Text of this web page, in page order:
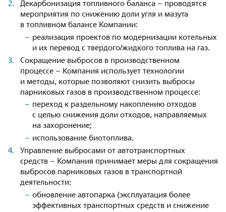
Декарбонизация топливного баланса – проводятся
мероприятия по снижению доли угля и мазута
в топливном балансе Компании:
реализация проектов по модернизации котельных
и их перевод с твердого/жидкого топлива на газ.
Сокращение выбросов в производственном
процессе – Компания использует технологии
и методы, которые позволяют снизить выбросы
парниковых газов в производственном процессе:
переход к раздельному накоплению отходов
с целью снижения доли отходов, направляемых
на захоронение;
использование биотоплива.
Управление выбросами от автотранспортных
средств – Компания принимает меры для сокращения
выбросов парниковых газов в транспортной
деятельности:
обновление автопарка (эксплуатация более
эффективных транспортных средств и снижение